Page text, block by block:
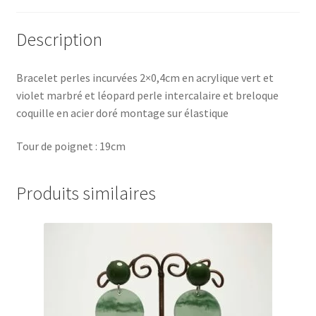
Description
Bracelet perles incurvées 2×0,4cm en acrylique vert et
violet marbré et léopard perle intercalaire et breloque
coquille en acier doré montage sur élastique
Tour de poignet : 19cm
Produits similaires